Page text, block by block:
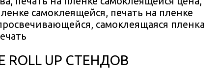
самоклеящейся, печать на пленке
самоклеящаяся пленка
UP СТЕНДОВ